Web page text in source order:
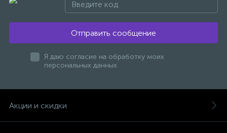
Отправить сообщение
Я даю согласие на обработку моих
персональных данных
Акции и скидки